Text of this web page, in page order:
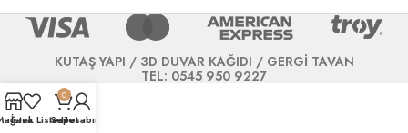
KUTAŞ YAPI / 3D DUVAR KAĞIDI / GERGİ TAVAN
TEL: 0545 950 9227
İstek Listesi
0
Sepet
Hesabım